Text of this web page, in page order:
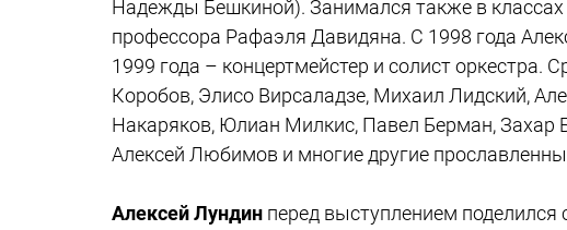
Надежды Бешкиной). Занимался также в
профессора Рафаэля Давидяна. С 1998 года
1999 года – концертмейстер и солист
Коробов, Элисо Вирсаладзе, Михаил Лидский,
Накаряков, Юлиан Милкис, Павел Берман, Захар
Алексей Любимов и многие другие
Алексей Лундин перед выступлением